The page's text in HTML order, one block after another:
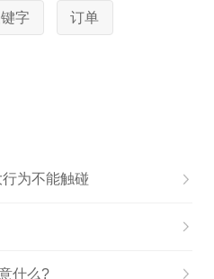
字 订单
为不能触碰
什么?